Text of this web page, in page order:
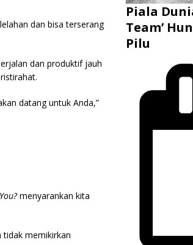
dan bisa terserang
dan produktif jauh
datang untuk Anda,”
menyarankan kita
tidak memikirkan
Piala
Team’
Pilu